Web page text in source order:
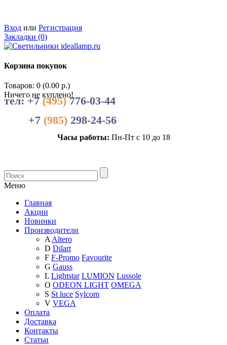
Вход или Регистрация
Закладки (0)
Корзина покупок
Товаров: 0 (0.00 р.)
Ничего не куплено!
тел: +7(495)776-03-44
+7 (985) 298-24-56
Часы работы: Пн-Пт с 10 до 18
Меню
Главная
Акции
Новинки
Производители
AAltero
D Dilart
F F-Promo Favourite
G Gauss
L Lightstar LUMION Lussole
O ODEON LIGHT OMEGA
S St luce Sylcom
V VEGA
Оплата
Доставка
Контакты
Статьи